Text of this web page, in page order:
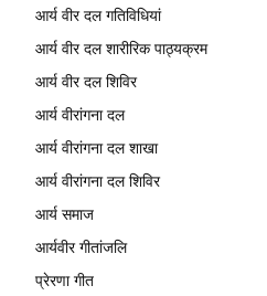
आर्य वीर दल गतिविधियां
आर्य वीर दल शारीरिक पाठ्यक्रम
आर्य वीर दल शिविर
आर्य वीरांगना दल
आर्य वीरांगना दल शाखा
आर्य वीरांगना दल शिविर
आर्य समाज
आर्यवीर गीतांजलि
प्रेरणा गीत